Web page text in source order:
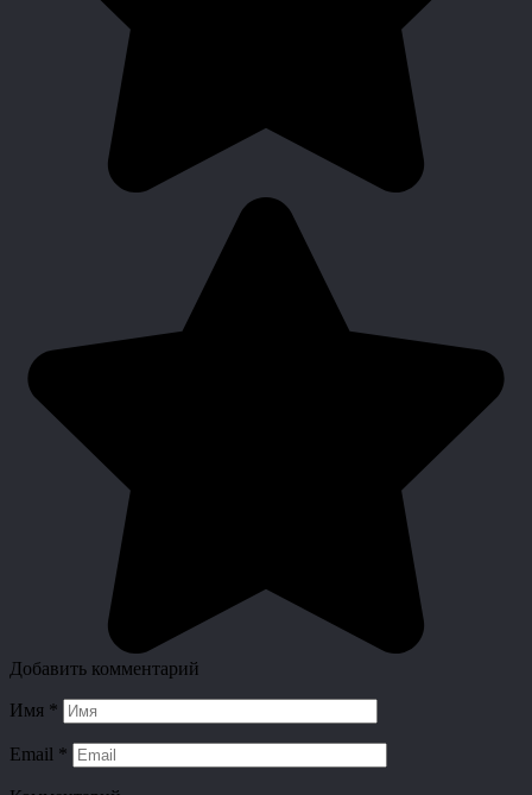
Добавить комментарий
Имя *
Email *